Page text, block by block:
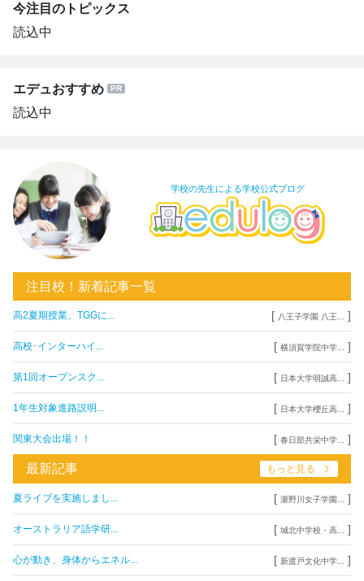
今注目のトピックス
読込中
エデュおすすめ
読込中
学校の先生による学校公式ブログ
注目校！新着記事一覧
高2夏期授業、TGGに... [ 八王子学園 八王... ]
高校･インターハイ... [ 横須賀学院中学... ]
第1回オープンスク... [ 日本大学明誠高... ]
1年生対象進路説明... [ 日本大学櫻丘高... ]
関東大会出場！！ [ 春日部共栄中学... ]
最新記事 もっと見る
夏ライブを実施しまし... [ 瀧野川女子学園... ]
オーストラリア語学研... [ 城北中学校・高... ]
心が動き、身体からエネル... [ 新渡戸文化中学... ]